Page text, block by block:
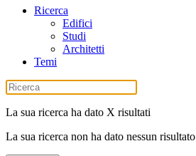
Ricerca
Edifici
Studi
Architetti
Temi
La sua ricerca ha dato X risultati
La sua ricerca non ha dato nessun risultato